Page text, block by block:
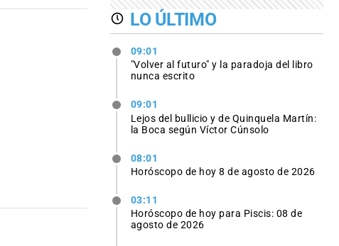
LO ÚLTIMO
09:01
"Volver al futuro" y la paradoja del libro
nunca escrito
09:01
Lejos del bullicio y de Quinquela Martín:
la Boca según Víctor Cúnsolo
08:01
Horóscopo de hoy 8 de agosto de 2026
03:11
Horóscopo de hoy para Piscis: 08 de
agosto de 2026